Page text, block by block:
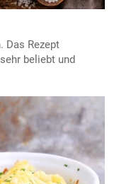
Das Rezept
beliebt und